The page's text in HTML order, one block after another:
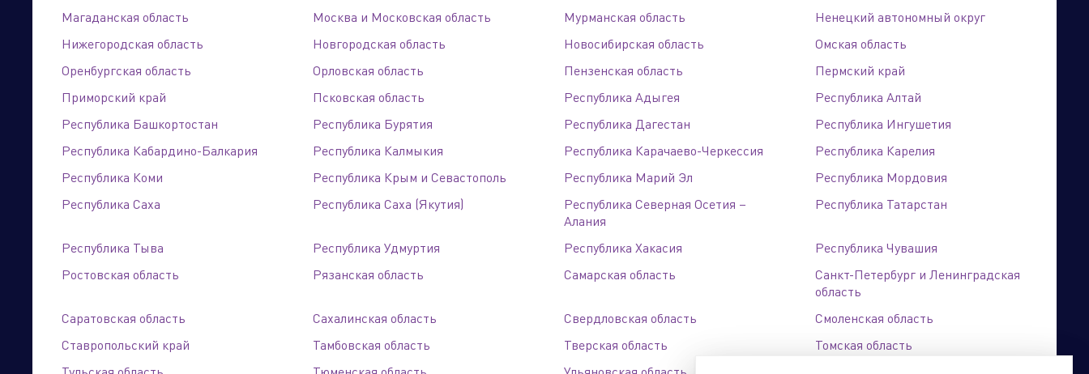
Торговые компании Производственный кластер Сервисные активы Бренд портфолио
Магаданская область
Москва и Московская область Мурманская область
Ненецкий автономный округ
Нижегородская область
Новгородская область Новосибирская область
Омская область
Оренбургская область
Орловская область Пензенская область
Пермский край
Приморский край
Псковская область Республика Адыгея
Республика Алтай
Республика Башкортостан
Республика Бурятия Республика Дагестан
Республика Ингушетия
Республика Кабардино-Балкария
Республика Калмыкия Республика Карачаево-Черкессия
Республика Карелия
Республика Коми
Республика Крым и Севастополь Республика Марий Эл
Республика Мордовия
Республика Саха
Республика Саха (Якутия)
Республика Северная Осетия –
Алания
Республика Татарстан
Республика Тыва Республика Удмуртия Республика Хакасия
Республика Чувашия
Ростовская область
Рязанская область Самарская область
Санкт-Петербург и Ленинградская
область
Саратовская область
Сахалинская область Свердловская область
Смоленская область
Ставропольский край
Тамбовская область Тверская область
Томская область
+7 (983) 109-30-75
ИП Щепихина Л. С.
+7 (3852) 31-99-12, +7 (3852) 25-67-95